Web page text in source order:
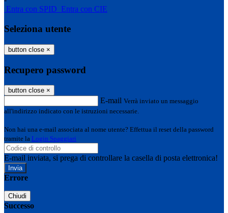
Entra con SPID Entra con CIE
Seleziona utente
button close ×
Recupero password
button close ×
E-mail Verrà inviato un messaggio
all'indirizzo indicato con le istruzioni necessarie.
Non hai una e-mail associata al nome utente? Effettua il reset della password
tramite la Login Spaggiari
E-mail inviata, si prega di controllare la casella di posta elettronica!
Errore
Chiudi
Successo